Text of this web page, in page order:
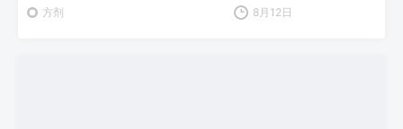
方剂 8月12日